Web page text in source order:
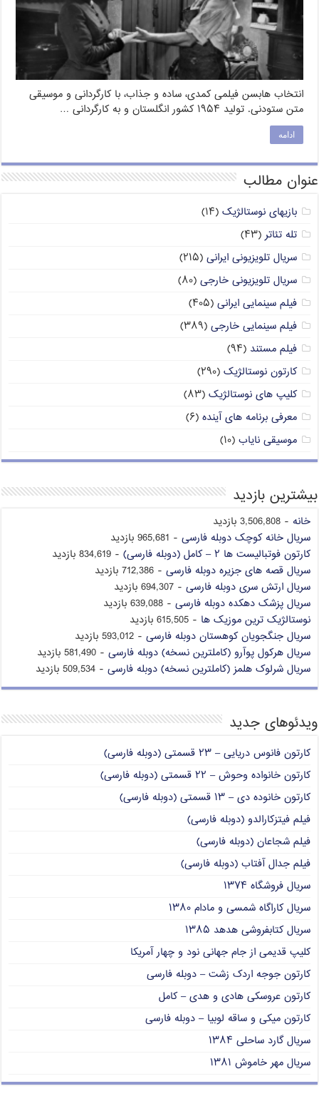
انتخاب هابسن فیلمی کمدی، ساده و جذاب، با کارگردانی و موسیقی
متن ستودنی. تولید ۱۹۵۴ کشور انگلستان و به کارگردانی …
ادامه
عنوان مطالب
بازیهای نوستالژیک (۱۴)
تله تئاتر (۴۳)
سریال تلویزیونی ایرانی (۲۱۵)
سریال تلویزیونی خارجی (۸۰)
فیلم سینمایی ایرانی (۴۰۵)
فیلم سینمایی خارجی (۳۸۹)
فیلم مستند (۹۴)
کارتون نوستالژیک (۲۹۰)
کلیپ های نوستالژیک (۸۳)
معرفی برنامه های آینده (۶)
موسیقی نایاب (۱۰)
بیشترین بازدید
خانه - 3,506,808 بازدید
سریال خانه کوچک دوبله فارسی - 965,681 بازدید
کارتون فوتبالیست ها ۲ – کامل (دوبله فارسی)
- 834,619 بازدید
سریال قصه های جزیره دوبله فارسی - 712,386 بازدید
سریال ارتش سری دوبله فارسی - 694,307 بازدید
سریال پزشک دهکده دوبله فارسی - 639,088 بازدید
نوستالژیک ترین موزیک ها - 615,505 بازدید
سریال جنگجویان کوهستان دوبله فارسی - 593,012 بازدید
سریال هرکول پوآرو (کاملترین نسخه) دوبله فارسی - 581,490 بازدید
سریال شرلوک هلمز (کاملترین نسخه) دوبله فارسی - 509,534 بازدید
ویدئوهای جدید
کارتون فانوس دریایی – ۲۳ قسمتی (دوبله فارسی)
کارتون خانواده وحوش – ۲۲ قسمتی (دوبله فارسی)
کارتون خانوده دی – ۱۳ قسمتی (دوبله فارسی)
فیلم فیتزکارالدو (دوبله فارسی)
فیلم شجاعان (دوبله فارسی)
فیلم جدال آفتاب (دوبله فارسی)
سریال فروشگاه ۱۳۷۴
سریال کاراگاه شمسی و مادام ۱۳۸۰
سریال کتابفروشی هدهد ۱۳۸۵
کلیپ قدیمی از جام جهانی نود و چهار آمریکا
کارتون جوجه اردک زشت – دوبله فارسی
کارتون عروسکی هادی و هدی – کامل
کارتون میکی و ساقه لوبیا – دوبله فارسی
سریال گارد ساحلی ۱۳۸۴
سریال مهر خاموش ۱۳۸۱